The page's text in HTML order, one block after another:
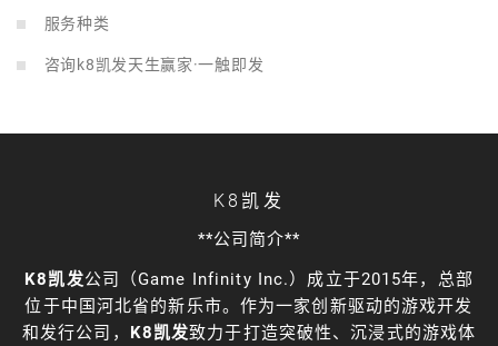
服务种类
咨询k8凯发天生赢家·一触即发
K8凯发
**公司简介**
K8凯发公司（Game Infinity Inc.）成立于2015年，总部
位于中国河北省的新乐市。作为一家创新驱动的游戏开发
和发行公司， K8凯发致力于打造突破性、沉浸式的游戏体